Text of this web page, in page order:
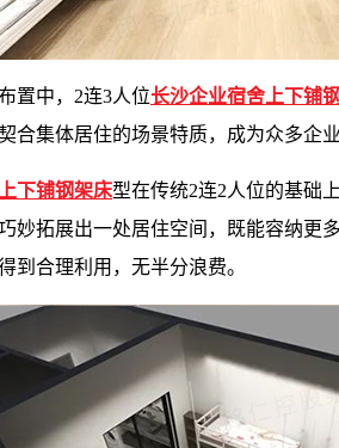
置中，2连3人位长沙企业宿舍上下铺
合集体居住的场景特质，成为众多企
下铺钢架床型在传统2连2人位的基础
妙拓展出一处居住空间，既能容纳更
到合理利用，无半分浪费。